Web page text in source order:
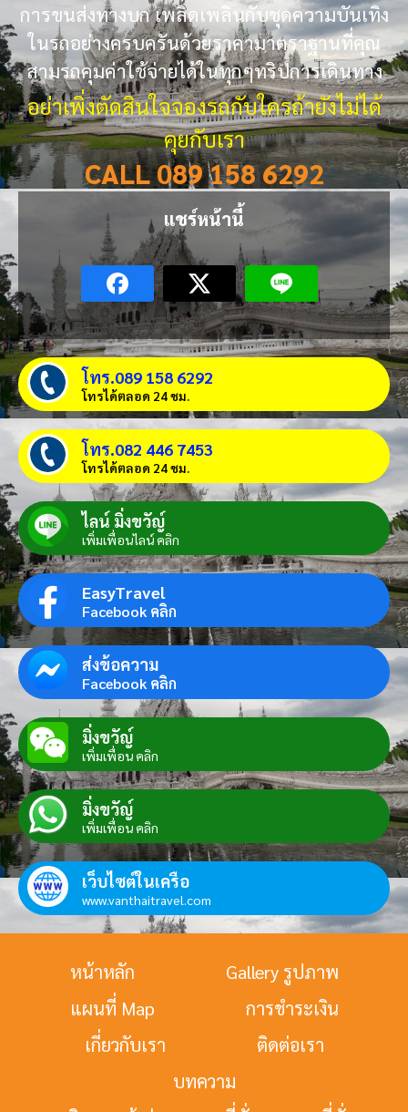
การขนส่งทางบก เพลิดเพลินกับชุดความบันเทิง
ในรถอย่างครบครันด้วยราคามาตราฐานที่คุณ
สามรถคุมค่าใช้จ่ายได้ในทุกๆทริปการเดินทาง
อย่าเพิ่งตัดสินใจจองรถกับใครถ้ายังไม่ได้
คุยกับเรา
CALL 089 158 6292
แชร์หน้านี้
โทร.089 158 6292
โทรได้ตลอด 24 ชม.
โทร.082 446 7453
โทรได้ตลอด 24 ชม.
ไลน์ มิ่งขวัญ์
เพิ่มเพื่อนไลน์ คลิก
EasyTravel
Facebook คลิก
ส่งข้อความ
Facebook คลิก
มิ่งขวัญ์
เพิ่มเพื่อน คลิก
มิ่งขวัญ์
เพิ่มเพื่อน คลิก
เว็บไซต์ในเครือ
www.vanthaitravel.com
หน้าหลัก
Gallery รูปภาพ
แผนที่ Map
การชำระเงิน
เกี่ยวกับเรา
ติดต่อเรา
บทความ